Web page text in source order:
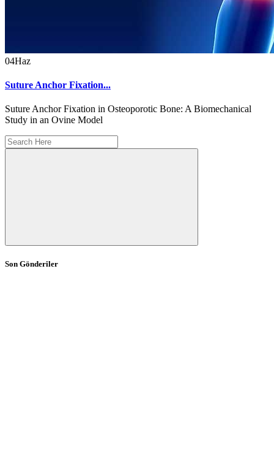
04Haz
Suture Anchor Fixation...
Suture Anchor Fixation in Osteoporotic Bone: A Biomechanical
Study in an Ovine Model
Son Gönderiler